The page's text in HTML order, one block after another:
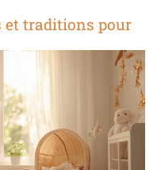
et traditions pour